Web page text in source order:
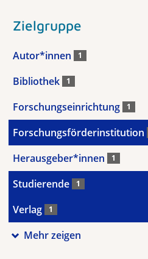
Zielgruppe
Autor*innen 1
Bibliothek 1
Forschungseinrichtung 1
Forschungsförderinstitution
Herausgeber*innen 1
Studierende 1
Verlag 1
Mehr zeigen